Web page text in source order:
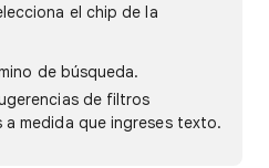
el chip de la
de búsqueda.
de filtros
a medida que ingreses texto.